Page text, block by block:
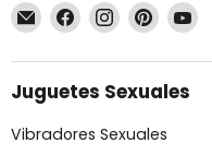
Encuéntrenos
en
Correo
electrónico
Encuéntrenos
en
Facebook
Encuéntrenos
en
Instagram
en
Juguetes Sexuales
Vibradores Sexuales